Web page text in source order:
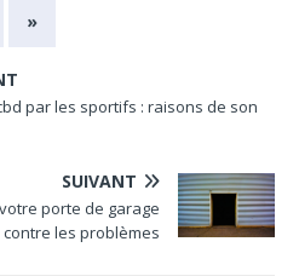
»
par les sportifs : raisons de son
SUIVANT
porte de garage
les problèmes